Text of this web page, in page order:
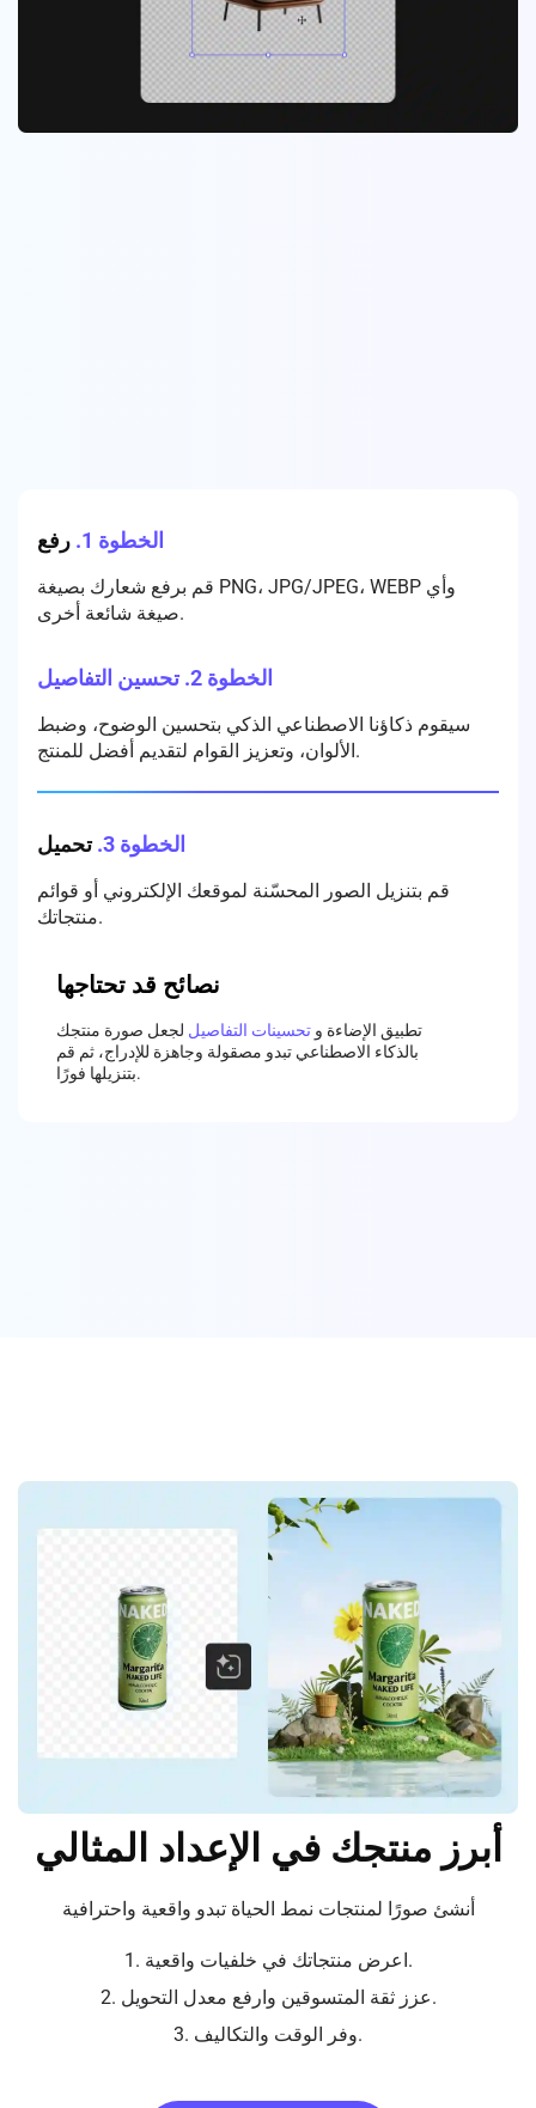
الخطوة 1. رفع
قم برفع شعارك بصيغة PNG، JPG/JPEG، WEBP وأي
صيغة شائعة أخرى.
الخطوة 2. تحسين التفاصيل
سيقوم ذكاؤنا الاصطناعي الذكي بتحسين الوضوح، وضبط
الألوان، وتعزيز القوام لتقديم أفضل للمنتج.
قم بتنزيل الصور المحسّنة لموقعك الإلكتروني أو قوائم
نصائح قد تحتاجها
تطبيق الإضاءة و تحسينات التفاصيل لجعل صورة منتجك
بالذكاء الاصطناعي تبدو مصقولة وجاهزة للإدراج، ثم قم
بتنزيلها فورًا.
أبرز منتجك في الإعداد المثالي
أنشئ صورًا لمنتجات نمط الحياة تبدو واقعية واحترافية
1. اعرض منتجاتك في خلفيات واقعية.
2. عزز ثقة المتسوقين وارفع معدل التحويل.
3. وفر الوقت والتكاليف.